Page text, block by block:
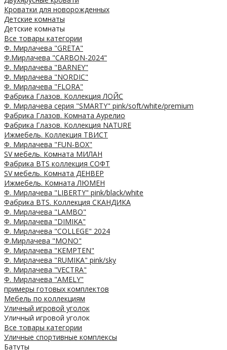
Кроватки для новорожденных
Детские комнаты
Детские комнаты
Все товары категории
Ф. Мирлачева "GRETA"
Ф.Мирлачева "CARBON-2024"
Ф. Мирлачева "BARNEY"
Ф. Мирлачева "NORDIC"
Ф. Мирлачева "FLORA"
Фабрика Глазов. Коллекция ЛОЙС
Ф. Мирлачева серия "SMARTY" pink/soft/white/premium
Фабрика Глазов. Комната Аурелио
Фабрика Глазов. Коллекция NATURE
Ижмебель. Коллекция ТВИСТ
Ф. Мирлачева "FUN-BOX"
SV мебель. Комната МИЛАН
Фабрика BTS коллекция СОФТ
SV мебель. Комната ДЕНВЕР
Ижмебель. Комната ЛЮМЕН
Ф. Мирлачева "LIBERTY" pink/black/white
Фабрика BTS. Коллекция СКАНДИКА
Ф. Мирлачева "LAMBO"
Ф. Мирлачева "DIMIKA"
Ф. Мирлачева "COLLEGE" 2024
Ф.Мирлачева "MONO"
Ф. Мирлачева "KEMPTEN"
Ф. Мирлачева "RUMIKA" pink/sky
Ф. Мирлачева "VECTRA"
Ф. Мирлачева "AMELY"
примеры готовых комплектов
Мебель по коллекциям
Уличный игровой уголок
Уличный игровой уголок
Все товары категории
Уличные спортивные комплексы
Батуты